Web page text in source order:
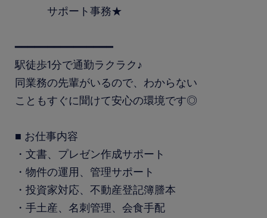
サポート事務★
━━━━━━━━━━━━━━━
駅徒歩1分で通勤ラクラク♪
同業務の先輩がいるので、わからない
こともすぐに聞けて安心の環境です◎
■ お仕事内容
・文書、プレゼン作成サポート
・物件の運用、管理サポート
・投資家対応、不動産登記簿謄本
・手土産、名刺管理、会食手配